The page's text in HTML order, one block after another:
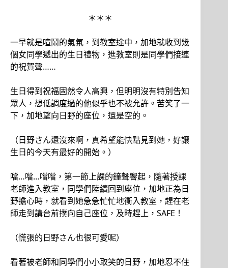
＊＊＊
一早就是喧鬧的氣氛，到教室途中，加地就收到幾
個女同學遞出的生日禮物，進教室則是同學們接連
的祝賀聲……
生日得到祝福固然令人高興，但明明沒有特別告知
眾人，想低調度過的他似乎也不被允許。苦笑了一
下，加地望向日野的座位，還是空的。
（日野さん還沒來啊，真希望能快點見到她，好讓
生日的今天有最好的開始。）
噹…噹…噹噹，第一節上課的鐘聲響起，隨著授課
老師進入教室，同學們陸續回到座位，加地正為日
野擔心時，就看到她急急忙忙地衝入教室，趕在老
師走到講台前撲向自己座位，及時趕上，SAFE！
（慌張的日野さん也很可愛呢）
看著被老師和同學們小小取笑的日野，加地忍不住